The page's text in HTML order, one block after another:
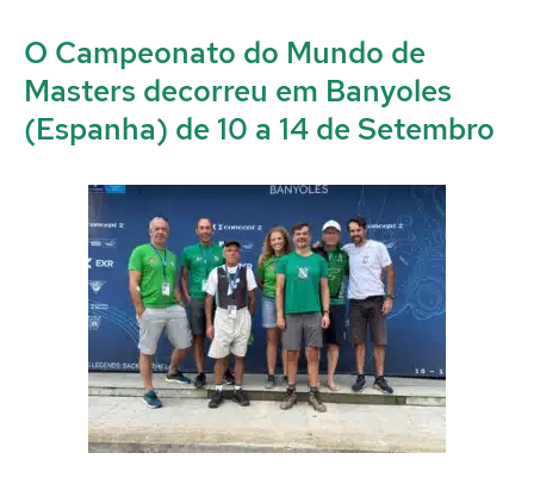
O Campeonato do Mundo de
Masters decorreu em Banyoles
(Espanha) de 10 a 14 de Setembro